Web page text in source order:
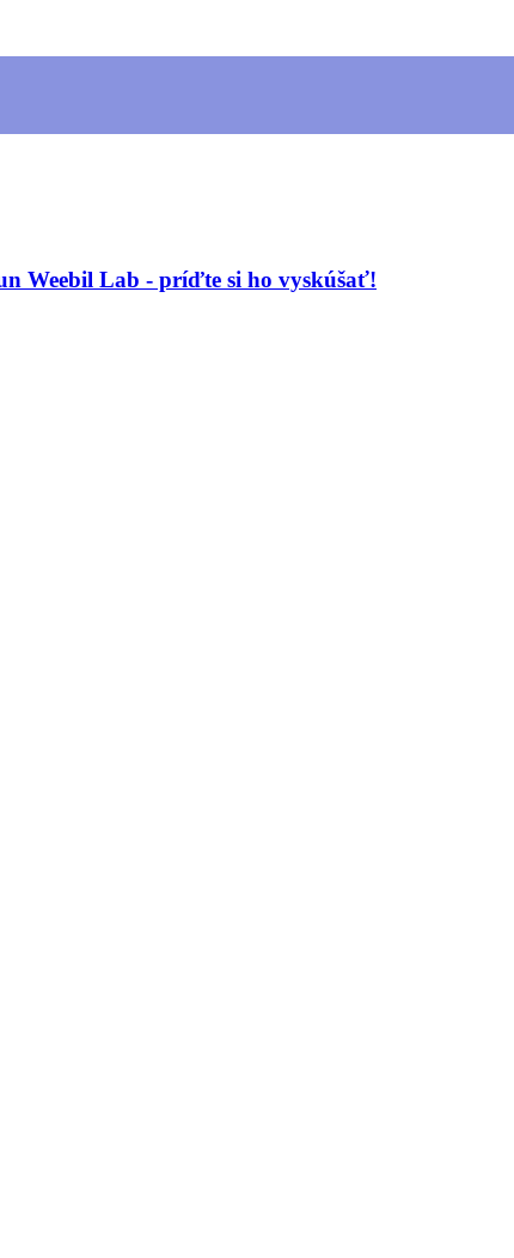
Weebil Lab - príďte si ho vyskúšať!